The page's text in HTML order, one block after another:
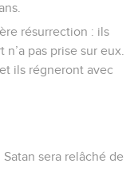
résurrection : ils
pas prise sur eux.
ils régneront avec
sera relâché de